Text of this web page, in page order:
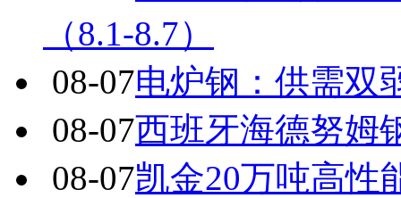
（8.1-8.7）
08-07电炉钢：供需双
08-07西班牙海德努姆
08-07凯金20万吨高性